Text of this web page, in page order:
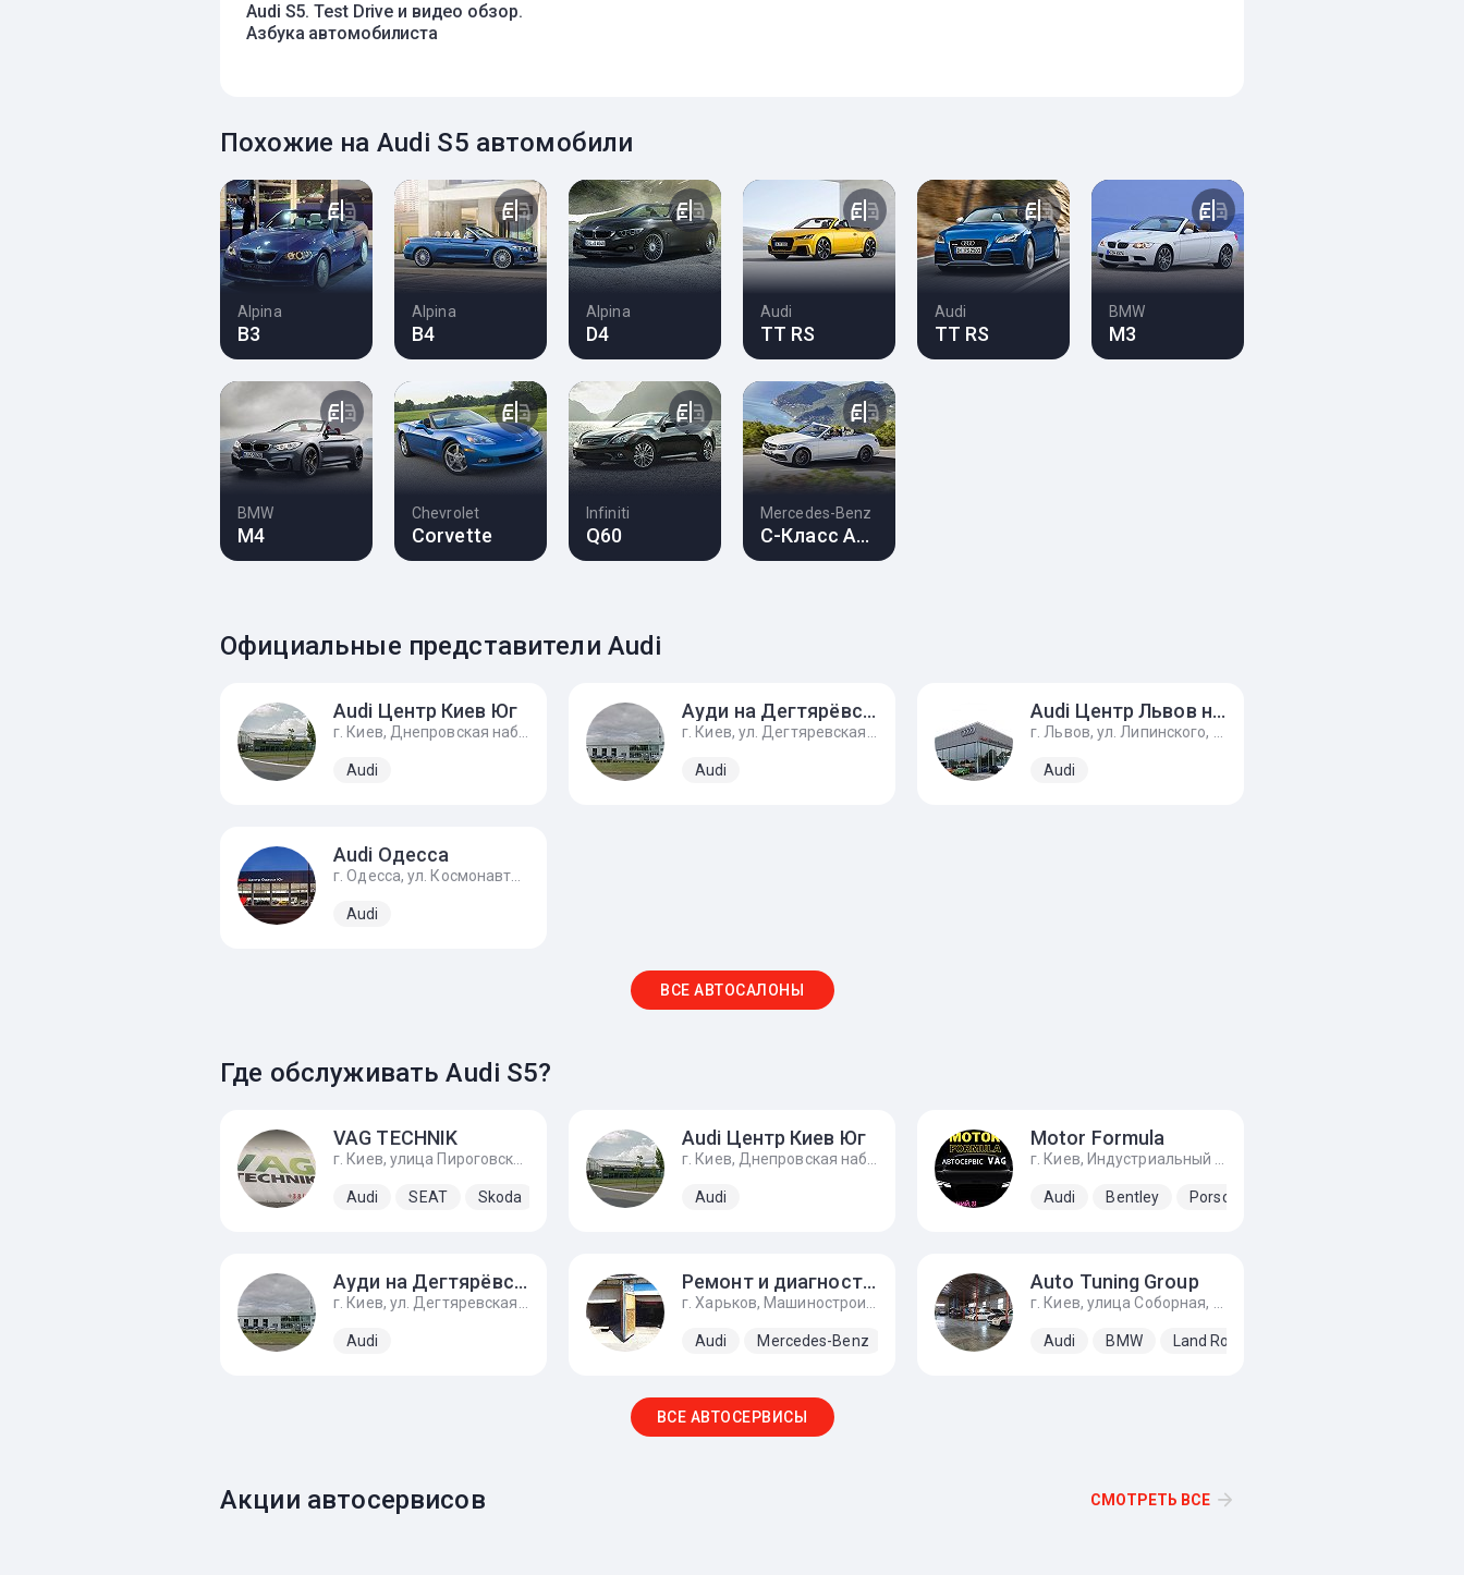
Audi S5. Test Drive и видео обзор.
Азбука автомобилиста
Похожие на Audi S5 автомобили
Alpina
B3
Alpina
B4
Alpina
D4
Audi
TT RS
Audi
TT RS
BMW
M3
BMW
M4
Chevrolet
Corvette
Infiniti
Q60
Mercedes-Benz
C-Класс AMG
Официальные представители Audi
Audi Центр Киев Юг
Audi
Ауди на Дегтярёвской
Audi
Audi Центр Львов на Липинского
Audi
Audi Одесса
Audi
ВСЕ АВТОСАЛОНЫ
Где обслуживать Audi S5?
VAG TECHNIK
Audi SEAT Skoda Volkswagen
Audi Центр Киев Юг
Audi
Motor Formula
Audi Bentley Porsche
Ауди на Дегтярёвской
Audi
Ремонт и диагности механического инжектора ke-jetronic
Audi Mercedes-Benz
Auto Tuning Group
Audi BMW Land Rover
ВСЕ АВТОСЕРВИСЫ
Акции автосервисов СМОТРЕТЬ ВСЕ